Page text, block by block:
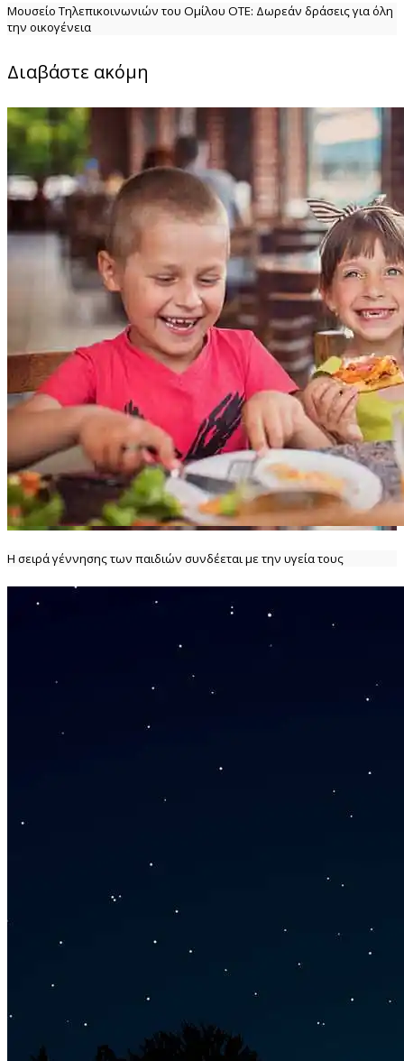
Μουσείο Τηλεπικοινωνιών του Ομίλου ΟΤΕ: Δωρεάν δράσεις για όλη
την οικογένεια
Διαβάστε ακόμη
Η σειρά γέννησης των παιδιών συνδέεται με την υγεία τους